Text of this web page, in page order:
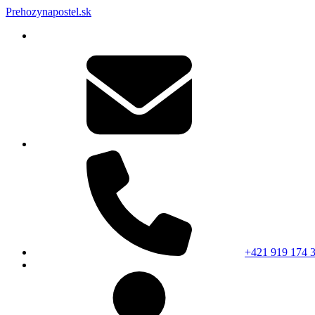
Prehozynapostel.sk
+421 919 174